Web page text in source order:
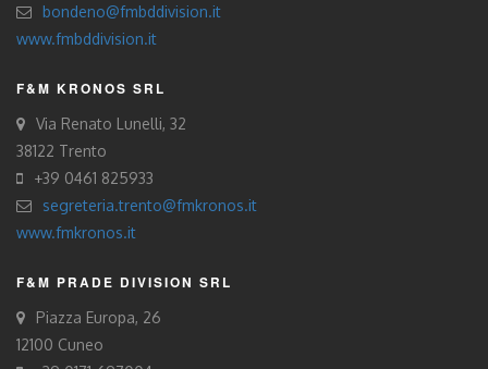
bondeno@fmbddivision.it
www.fmbddivision.it
F&M KRONOS SRL
Via Renato Lunelli, 32
38122 Trento
+39 0461 825933
segreteria.trento@fmkronos.it
www.fmkronos.it
F&M PRADE DIVISION SRL
Piazza Europa, 26
12100 Cuneo